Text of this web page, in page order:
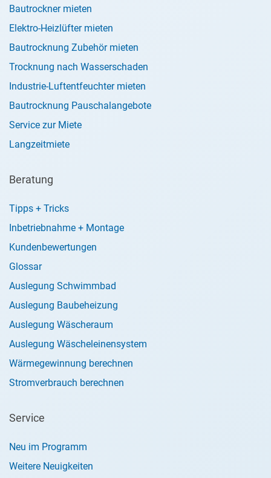
Bautrockner mieten
Elektro-Heizlüfter mieten
Bautrocknung Zubehör mieten
Trocknung nach Wasserschaden
Industrie-Luftentfeuchter mieten
Bautrocknung Pauschalangebote
Service zur Miete
Langzeitmiete
Beratung
Tipps + Tricks
Inbetriebnahme + Montage
Kundenbewertungen
Glossar
Auslegung Schwimmbad
Auslegung Baubeheizung
Auslegung Wäscheraum
Auslegung Wäscheleinensystem
Wärmegewinnung berechnen
Stromverbrauch berechnen
Service
Neu im Programm
Weitere Neuigkeiten